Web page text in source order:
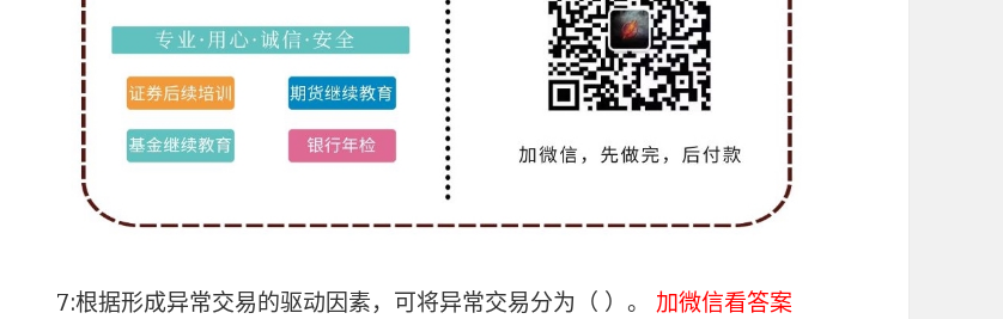
7:根据形成异常交易的驱动因素，可将异常交易分为（ ）。 加微信看答案